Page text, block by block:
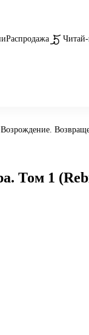
Распродажа
Возрождение.
Том 1